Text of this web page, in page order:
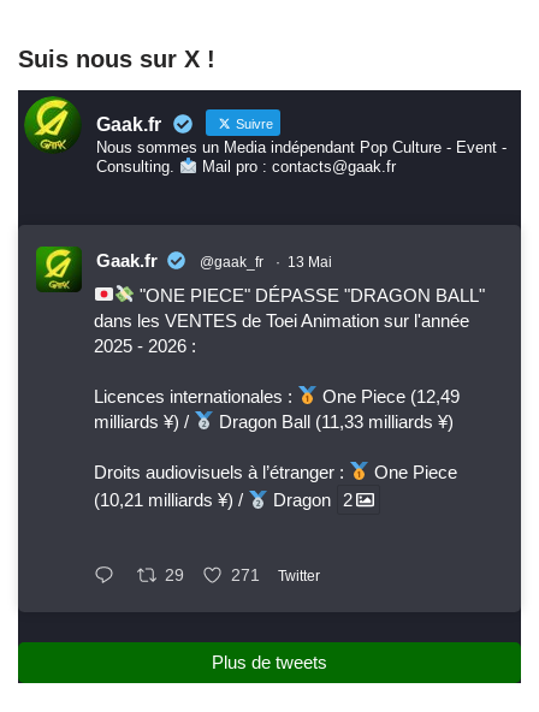
Suis nous sur X !
Gaak.fr Suivre
Nous sommes un Media indépendant Pop Culture - Event -
Consulting.
Mail pro : contacts@gaak.fr
Gaak.fr @gaak_fr · 13 Mai
"ONE PIECE" DÉPASSE "DRAGON BALL"
dans les VENTES de Toei Animation sur l'année
2025 - 2026 :
Licences internationales :
One Piece (12,49
milliards ¥) /
Dragon Ball (11,33 milliards ¥)
Droits audiovisuels à l’étranger :
One Piece
(10,21 milliards ¥) /
Dragon 2
29 271 Twitter
Plus de tweets